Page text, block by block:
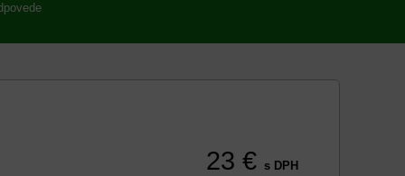
23 € s DPH